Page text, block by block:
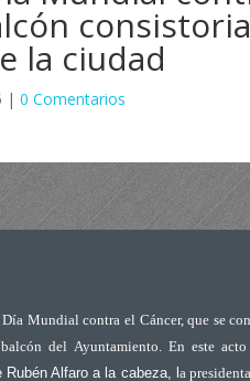
la ciudad
| 0 Comentarios
Mundial contra el Cáncer, que se
del Ayuntamiento. En este
Rubén Alfaro a la cabeza, l a